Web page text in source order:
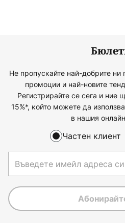
Не пропускайте най-добрите
промоции и най-новите
Регистрирайте се сега и ние
15%*, който можете да
в нашия
Частен клиент